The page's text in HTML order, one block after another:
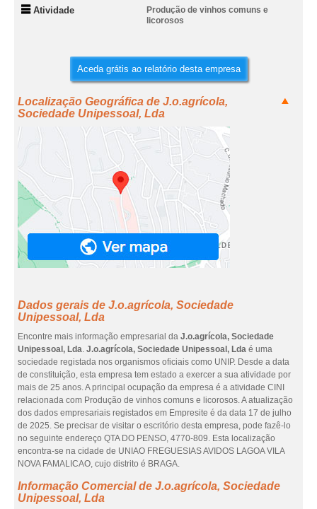
Atividade
Produção de vinhos comuns e
licorosos
Aceda grátis ao relatório desta empresa
Localização Geográfica de J.o.agrícola,
Sociedade Unipessoal, Lda
Dados gerais de J.o.agrícola, Sociedade
Unipessoal, Lda
Encontre mais informação empresarial da J.o.agrícola, Sociedade
Unipessoal, Lda. J.o.agrícola, Sociedade Unipessoal, Lda é uma
sociedade registada nos organismos oficiais como UNIP. Desde a data
de constituição, esta empresa tem estado a exercer a sua atividade por
mais de 25 anos. A principal ocupação da empresa é a atividade CINI
relacionada com Produção de vinhos comuns e licorosos. A atualização
dos dados empresariais registados em Empresite é da data 17 de julho
de 2025. Se precisar de visitar o escritório desta empresa, pode fazê-lo
no seguinte endereço QTA DO PENSO, 4770-809. Esta localização
encontra-se na cidade de UNIAO FREGUESIAS AVIDOS LAGOA VILA
NOVA FAMALICAO, cujo distrito é BRAGA.
Informação Comercial de J.o.agrícola, Sociedade
Unipessoal, Lda